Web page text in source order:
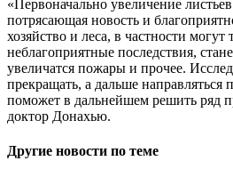
«Первоначально увеличение
потрясающая новость и
хозяйство и леса, в частности могут
неблагоприятные последствия,
увеличатся пожары и прочее.
прекращать, а дальше направляться
поможет в дальнейшем решить ряд
доктор Донахью.
Другие новости по теме